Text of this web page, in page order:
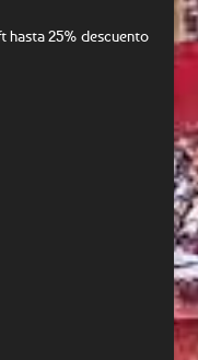
hasta 25% descuento